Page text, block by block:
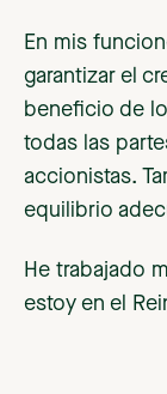
En mis
garantizar el
beneficio de
todas las
accionistas.
equilibrio
He trabajado
estoy en el